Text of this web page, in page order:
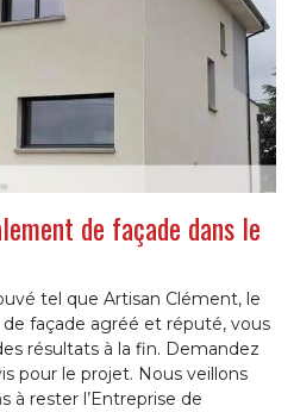
de façade dans le
tel que Artisan Clément, le
façade agréé et réputé, vous
résultats à la fin. Demandez
pour le projet. Nous veillons
à rester l’Entreprise de